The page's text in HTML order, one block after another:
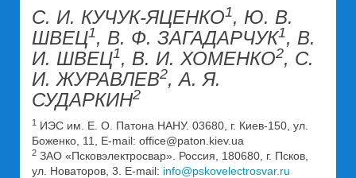
С. И. КУЧУК-ЯЦЕНКО1, Ю. В.
ШВЕЦ1, В. Ф. ЗАГАДАРЧУК1, В.
И. ШВЕЦ1, В. И. ХОМЕНКО2, С.
И. ЖУРАВЛЕВ2, А. Я.
СУДАРКИН2
1 ИЭС им. Е. О. Патона НАНУ. 03680, г. Киев-150, ул.
Боженко, 11, E-mail: office@paton.kiev.ua
2 ЗАО «Псковэлектросвар». Россия, 180680, г. Псков,
ул. Новаторов, 3. E-mail: info@pskovelectrosvar.ru